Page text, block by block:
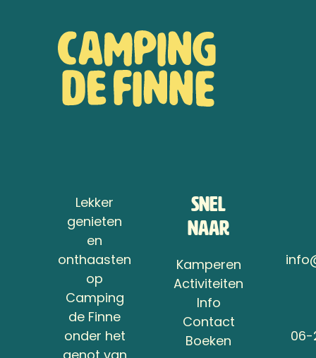
Lekker
genieten
en
onthaasten
op
Camping
de Finne
onder het
Snel
naar
Kamperen
Activiteiten
Info
Contact
Boeken
06-